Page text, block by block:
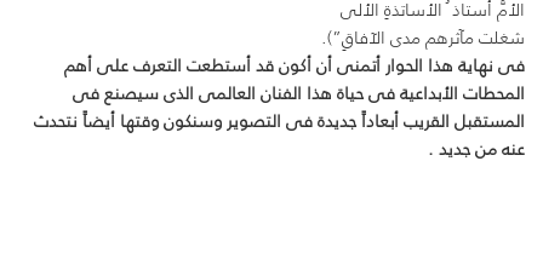
الأمُّ أستاذ ُ الأساتذةِ الألى
شغلت مآثرهم مدى الآفاقِ”).
فى نهاية هذا الحوار أتمنى أن أكون قد أستطعت التعرف على أهم
المحطات الأبداعية فى حياة هذا الفنان العالمى الذى سيصنع فى
المستقبل القريب أبعاداً جديدة فى التصوير وسنكون وقتها أيضاً نتحدث
عنه من جديد .